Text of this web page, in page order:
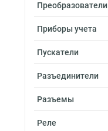
Преобразователи
Приборы учета
Пускатели
Разъединители
Разъемы
Реле